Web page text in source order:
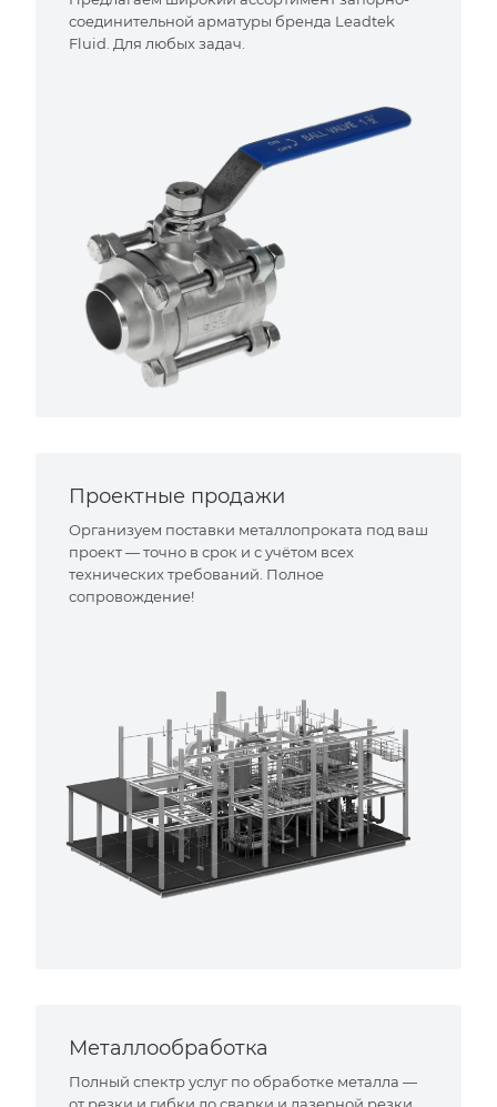
соединительной арматуры бренда Leadtek
Fluid. Для любых задач.
Проектные продажи
Организуем поставки металлопроката под ваш
проект — точно в срок и с учётом всех
технических требований. Полное
сопровождение!
Металлообработка
Полный спектр услуг по обработке металла —